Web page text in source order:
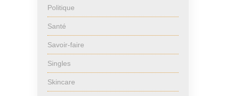
Politique
Santé
Savoir-faire
Singles
Skincare